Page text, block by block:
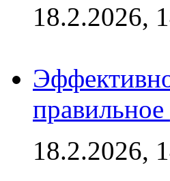
18.2.2026,
правильное
18.2.2026,